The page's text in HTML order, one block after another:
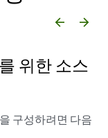
arrow_backward arrow_forward
위한 소스
구성하려면 다음